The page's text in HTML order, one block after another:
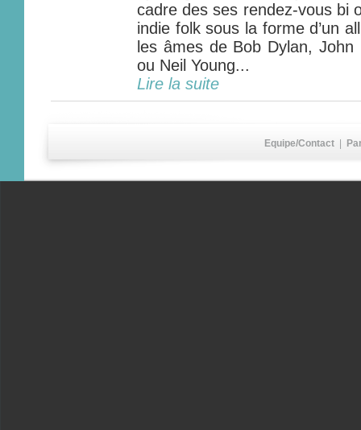
cadre des ses rendez-vous bi
indie folk sous la forme d’un
les âmes de Bob Dylan, John
ou Neil Young...
Lire la suite
Equipe/Contact